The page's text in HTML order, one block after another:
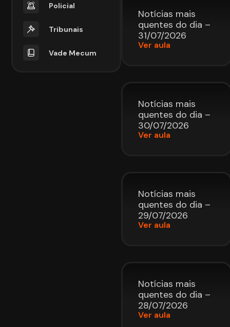
Policial
Tribunais
Vade Mecum
Notícias mais
quentes do dia –
31/07/2026
Ver aula
Notícias mais
quentes do dia –
30/07/2026
Ver aula
Notícias mais
quentes do dia –
29/07/2026
Ver aula
Notícias mais
quentes do dia –
28/07/2026
Ver aula